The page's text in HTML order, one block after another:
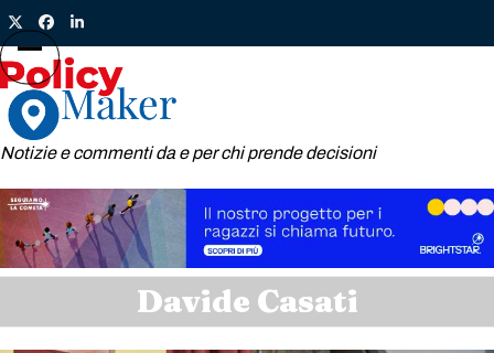
Skip
to
content
TwitterFacebook
LinkedIn
Notizie e commenti da e per chi prende decisioni
Open
mobile
menu
Close
mobile
menu
Davide Casati